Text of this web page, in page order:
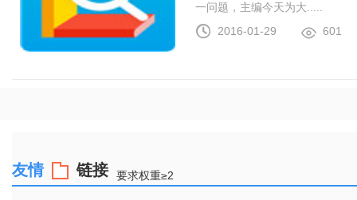
一问题，主编今天为大.....
2016-01-29
601
友情 链接 要求权重≥2